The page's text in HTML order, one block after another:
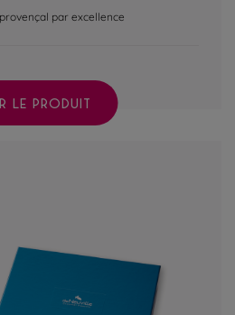
par excellence
LE PRODUIT